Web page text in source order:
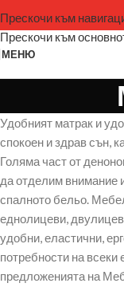
Прескочи към
Прескочи към
МЕНЮ
Удобният матрак и
спокоен и здрав сън,
Голяма част от
да отделим внимание
спалното бельо.
еднолицеви,
удобни, еластични,
потребности на
предложенията на